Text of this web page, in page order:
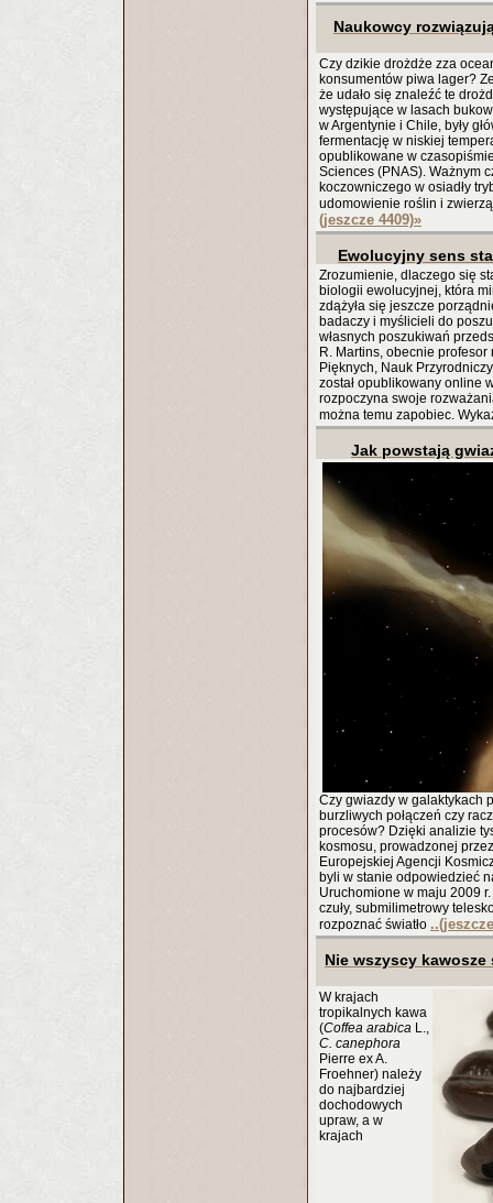
Naukowcy
Czy dzikie drożdże zza
konsumentów piwa lager?
że udało się znaleźć te
występujące w lasach
w Argentynie i Chile, były
fermentację w niskiej
opublikowane w
Sciences (PNAS). Ważnym
koczowniczego w osiadły
udomowienie roślin i
(jeszcze 4409)»
Ewolucyjny sens
Zrozumienie, dlaczego się
biologii ewolucyjnej, która
zdążyła się jeszcze
badaczy i myślicieli do
własnych poszukiwań
R. Martins, obecnie
Pięknych, Nauk
został opublikowany online
rozpoczyna swoje
można temu zapobiec.
Jak powstają
Czy gwiazdy w galaktykach
burzliwych połączeń czy
procesów? Dzięki analizie
kosmosu, prowadzonej
Europejskiej Agencji
byli w stanie odpowiedzieć
Uruchomione w maju 2009
czuły, submilimetrowy
rozpoznać światło
Nie wszyscy
W krajach
tropikalnych kawa
(Coffea arabica L.,
C. canephora
Pierre ex A.
Froehner) należy
do najbardziej
dochodowych
upraw, a w
krajach